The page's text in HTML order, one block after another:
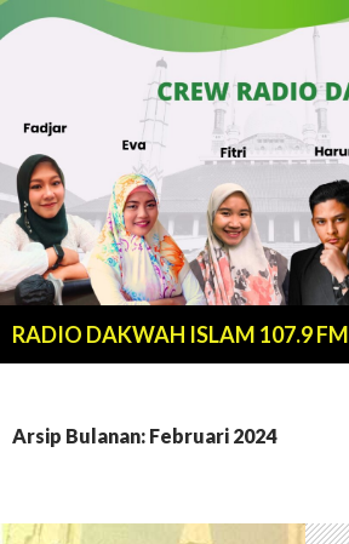
RADIO DAKWAH ISLAM 107.9 FM
Arsip Bulanan: Februari 2024